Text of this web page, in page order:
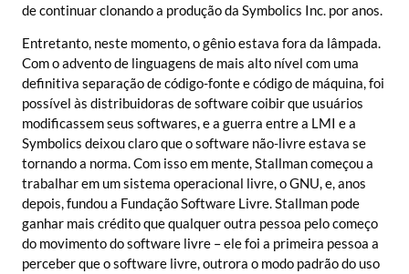
de continuar clonando a produção da Symbolics Inc. por anos.
Entretanto, neste momento, o gênio estava fora da lâmpada.
Com o advento de linguagens de mais alto nível com uma
definitiva separação de código-fonte e código de máquina, foi
possível às distribuidoras de software coibir que usuários
modificassem seus softwares, e a guerra entre a LMI e a
Symbolics deixou claro que o software não-livre estava se
tornando a norma. Com isso em mente, Stallman começou a
trabalhar em um sistema operacional livre, o GNU, e, anos
depois, fundou a Fundação Software Livre. Stallman pode
ganhar mais crédito que qualquer outra pessoa pelo começo
do movimento do software livre – ele foi a primeira pessoa a
perceber que o software livre, outrora o modo padrão do uso